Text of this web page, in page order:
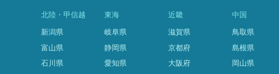
北陸・甲信越
新潟県
富山県
石川県
東海
岐阜県
静岡県
愛知県
近畿
滋賀県
京都府
大阪府
中国
鳥取県
島根県
岡山県